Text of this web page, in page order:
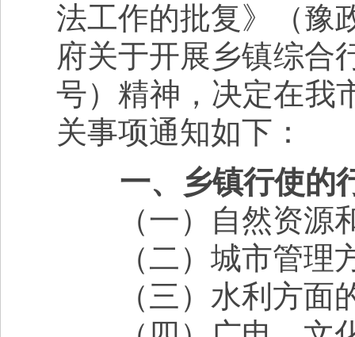
法工作的批复》（豫
府关于开展乡镇综合
号）精神，决定在我
关事项通知如下：
一、乡镇行使的
（一）自然资源和
（二）城市管理方
（三）水利方面